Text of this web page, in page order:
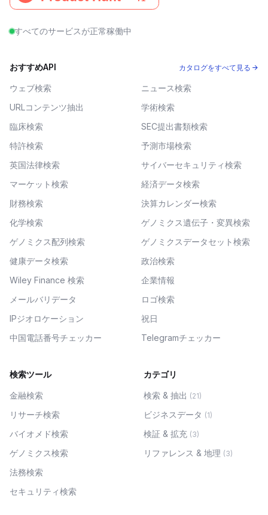
すべてのサービスが正常稼働中
おすすめAPI カタログをすべて見る →
ウェブ検索
ニュース検索
URLコンテンツ抽出
学術検索
臨床検索
SEC提出書類検索
特許検索
予測市場検索
英国法律検索
サイバーセキュリティ検索
マーケット検索
経済データ検索
財務検索
決算カレンダー検索
化学検索
ゲノミクス遺伝子・変異検索
ゲノミクス配列検索
ゲノミクスデータセット検索
健康データ検索
政治検索
Wiley Finance 検索
企業情報
メールバリデータ
ロゴ検索
IPジオロケーション
祝日
中国電話番号チェッカー
Telegramチェッカー
検索ツール
金融検索
リサーチ検索
バイオメド検索
ゲノミクス検索
法務検索
セキュリティ検索
カテゴリ
検索 & 抽出 (21)
ビジネスデータ (1)
検証 & 拡充 (3)
リファレンス & 地理 (3)